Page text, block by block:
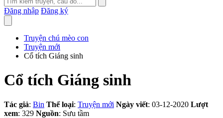
Đăng nhập Đăng ký
Truyện chú mèo con
Truyện mới
Cổ tích Giáng sinh
Cổ tích Giáng sinh
Tác giả: Bin Thể loại: Truyện mới Ngày viết: 03-12-2020 Lượt
xem: 329 Nguồn: Sưu tầm